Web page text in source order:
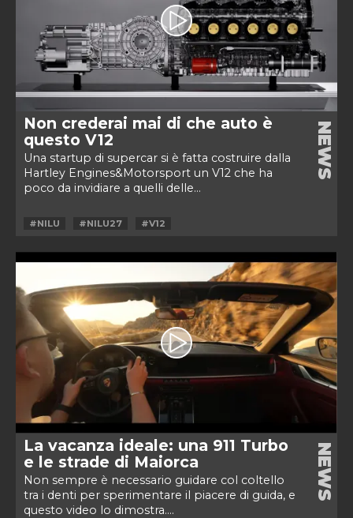
Non crederai mai di che auto è
questo V12
Una startup di supercar si è fatta costruire dalla
Hartley Engines&Motorsport un V12 che ha
poco da invidiare a quelli delle...
NEWS
#NILU #NILU27 #V12
La vacanza ideale: una 911 Turbo
e le strade di Maiorca
Non sempre è necessario guidare col coltello
tra i denti per sperimentare il piacere di guida, e
questo video lo dimostra....
NEWS